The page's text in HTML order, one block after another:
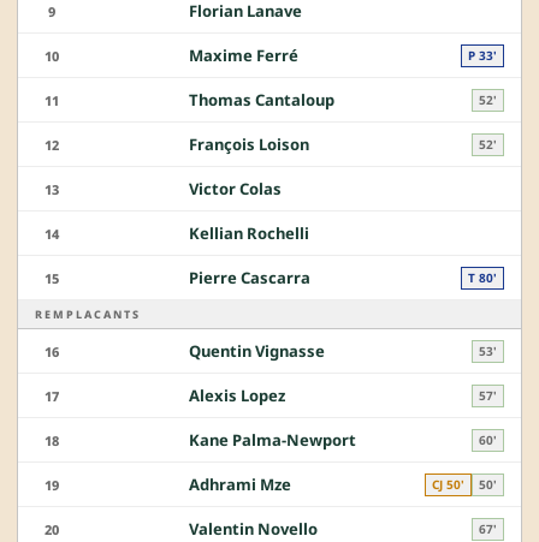
9 Florian Lanave
10 Maxime Ferré P 33'
11 Thomas Cantaloup 52'
12 François Loison 52'
13 Victor Colas
14 Kellian Rochelli
15 Pierre Cascarra T 80'
REMPLACANTS
16 Quentin Vignasse 53'
17 Alexis Lopez 57'
18 Kane Palma-Newport 60'
19 Adhrami Mze CJ 50' 50'
20 Valentin Novello 67'